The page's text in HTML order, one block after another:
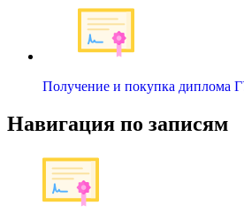
Получение и покупка диплома
Навигация по записям